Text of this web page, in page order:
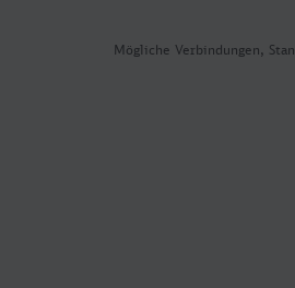
Mögliche Verbindungen,